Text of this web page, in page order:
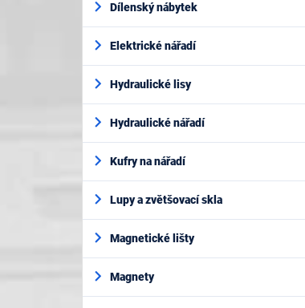
Dílenský nábytek
Elektrické nářadí
Hydraulické lisy
Hydraulické nářadí
Kufry na nářadí
Lupy a zvětšovací skla
Magnetické lišty
Magnety